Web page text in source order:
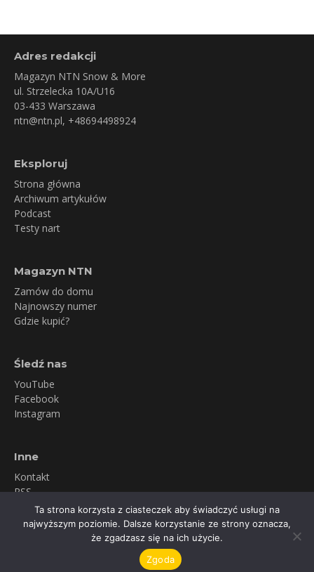
Adres redakcji
Magazyn NTN Snow & More
ul. Strzelecka 10A/U16
03-433 Warszawa
ntn@ntn.pl, +48694498924
Eksploruj
Strona główna
Archiwum artykułów
Podcast
Testy nart
Magazyn NTN
Zamów do domu
Najnowszy numer
Gdzie kupić?
Śledź nas
YouTube
Facebook
Instagram
Inne
Kontakt
RSS
Newsletter
Polityka prywatności
© 2026 Snow & More Michał Szypliński
Ta strona korzysta z ciasteczek aby świadczyć usługi na
najwyższym poziomie. Dalsze korzystanie ze strony oznacza,
że zgadzasz się na ich użycie.
Zgoda